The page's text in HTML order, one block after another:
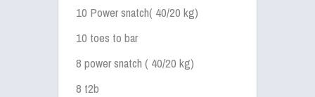
10 Power snatch( 40/20 kg)
10 toes to bar
8 power snatch ( 40/20 kg)
8 t2b